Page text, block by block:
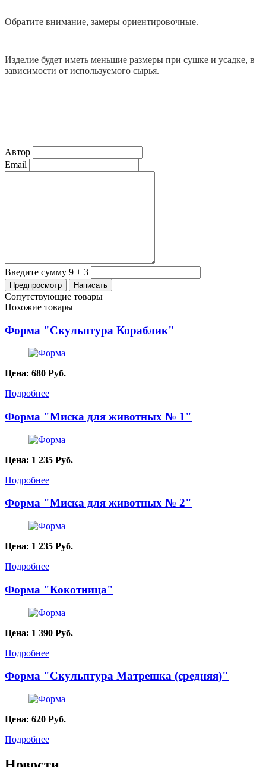
Обратите внимание, замеры ориентировочные.
Изделие будет иметь меньшие размеры при сушке и усадке, в
зависимости от используемого сырья.
Автор
Email
Введите сумму 9 + 3
Сопутствующие товары
Похожие товары
Форма "Скульптура Кораблик"
Цена: 680 Руб.
Подробнее
Форма "Миска для животных № 1"
Цена: 1 235 Руб.
Подробнее
Форма "Миска для животных № 2"
Цена: 1 235 Руб.
Подробнее
Форма "Кокотница"
Цена: 1 390 Руб.
Подробнее
Форма "Скульптура Матрешка (средняя)"
Цена: 620 Руб.
Подробнее